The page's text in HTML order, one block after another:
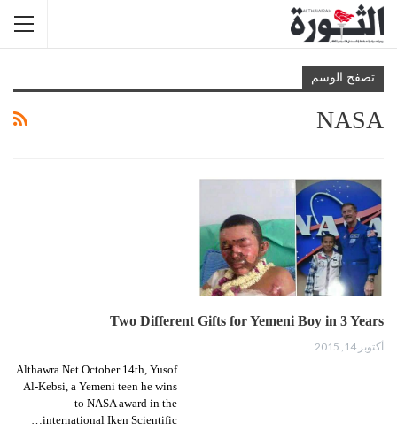
تصفح الوسم
NASA
Two Different Gifts for Yemeni Boy in 3 Years
أكتوبر 14, 2015
Althawra Net October 14th, Yusof
Al-Kebsi, a Yemeni teen he wins
to NASA award in the
international Iken Scientific…